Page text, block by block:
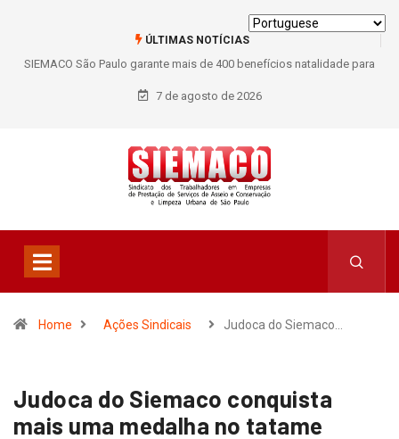
ÚLTIMAS NOTÍCIAS
SIEMACO São Paulo garante mais de 400 benefícios natalidade para
trabalhadores do Asseio em 2026
7 de agosto de 2026
Home Ações Sindicais Judoca do Siemaco…
Judoca do Siemaco conquista
mais uma medalha no tatame